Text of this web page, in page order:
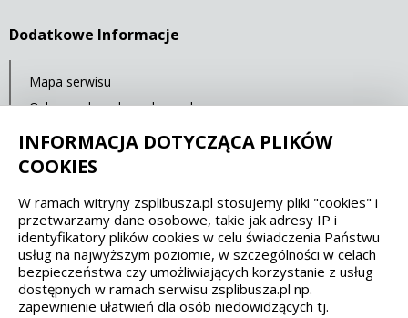
Dodatkowe Informacje
Mapa serwisu
Ochrona danych osobowych
Statystyki oglądalności
Spełniamy standardy dostępności oraz W3C
WCAG 2.1 SECTION 508 EAA/EN 301549
IS 5568
INFORMACJA DOTYCZĄCA PLIKÓW
COOKIES
W ramach witryny zsplibusza.pl stosujemy pliki "cookies" i
przetwarzamy dane osobowe, takie jak adresy IP i
identyfikatory plików cookies w celu świadczenia Państwu
usług na najwyższym poziomie, w szczególności w celach
bezpieczeństwa czy umożliwiających korzystanie z usług
dostępnych w ramach serwisu zsplibusza.pl np.
zapewnienie ułatwień dla osób niedowidzących tj.